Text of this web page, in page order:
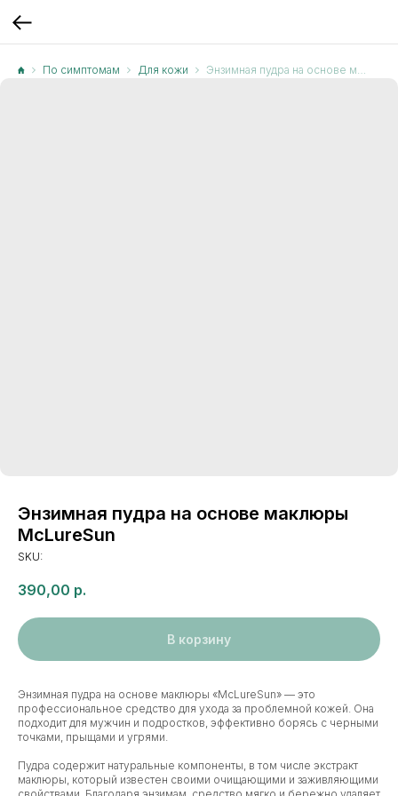
По симптомам Для кожи Энзимная пудра на основе маклюры McLureSun
Энзимная пудра на основе маклюры
McLureSun
SKU:
390,00 р.
В корзину
Энзимная пудра на основе маклюры «McLureSun» — это
профессиональное средство для ухода за проблемной кожей. Она
подходит для мужчин и подростков, эффективно борясь с черными
точками, прыщами и угрями.
Пудра содержит натуральные компоненты, в том числе экстракт
маклюры, который известен своими очищающими и заживляющими